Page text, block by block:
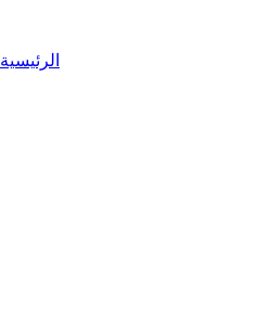
الرئيسية